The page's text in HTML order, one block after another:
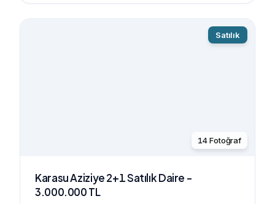
Satılık
14Fotoğraf
Karasu Aziziye 2+1 Satılık Daire -
3.000.000 TL